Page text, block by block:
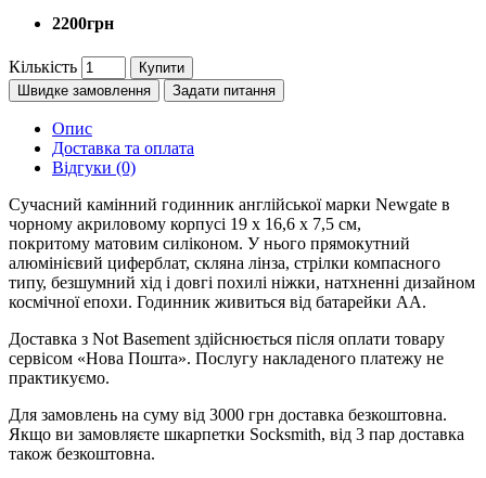
2200грн
Кількість
Купити
Швидке замовлення
Задати питання
Опис
Доставка та оплата
Відгуки (0)
Сучасний камінний годинник англійської марки Newgate в
чорному акриловому корпусі 19 x 16,6 x 7,5 см,
покритому матовим силіконом. У нього прямокутний
алюмінієвий циферблат, скляна лінза, стрілки компасного
типу, безшумний хід і довгі похилі ніжки, натхненні дизайном
космічної епохи. Годинник живиться від батарейки AA.
Доставка з Not Basement здійснюється після оплати товару
сервісом «Нова Пошта». Послугу накладеного платежу не
практикуємо.
Для замовлень на суму від 3000 грн доставка безкоштовна.
Якщо ви замовляєте шкарпетки Socksmith, від 3 пар доставка
також безкоштовна.